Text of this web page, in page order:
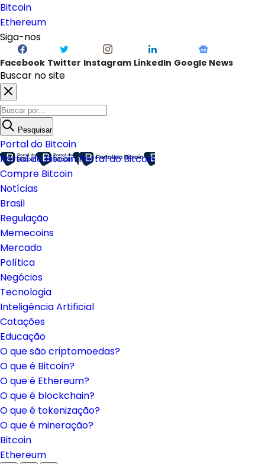
Bitcoin
Ethereum
Siga-nos
Facebook Twitter Instagram LinkedIn Google News
Buscar no site
Pesquisar
Portal do Bitcoin
Portal do BitcoinPortal do Bitcoin
Compre Bitcoin
Notícias
Brasil
Regulação
Memecoins
Mercado
Política
Negócios
Tecnologia
Inteligência Artificial
Cotações
Educação
O que são criptomoedas?
O que é Bitcoin?
O que é Ethereum?
O que é blockchain?
O que é tokenização?
O que é mineração?
Bitcoin
Ethereum